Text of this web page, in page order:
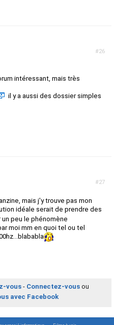
#26
intéressant, mais très
il y a aussi des dossier simples
#27
mais j'y trouve pas mon
idéale serait de prendre des
peu le phénomène
moi mm en quoi tel ou tel
vous- Connectez-vousou
avec Facebook